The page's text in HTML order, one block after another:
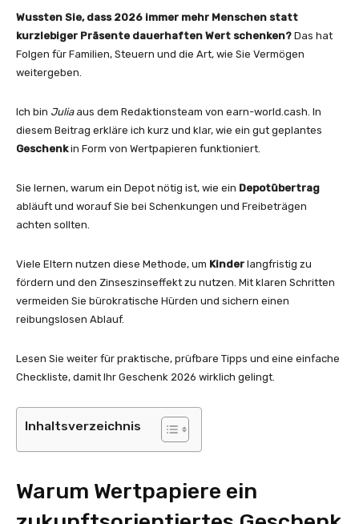
Wussten Sie, dass 2026 immer mehr Menschen statt
kurzlebiger Präsente dauerhaften Wert schenken? Das hat
Folgen für Familien, Steuern und die Art, wie Sie Vermögen
weitergeben.
Ich bin Juliaaus dem Redaktionsteam von earn-world.cash. In
diesem Beitrag erkläre ich kurz und klar, wie ein gut geplantes
Geschenkin Form von Wertpapieren funktioniert.
Sie lernen, warum ein Depot nötig ist, wie ein Depotübertrag
abläuft und worauf Sie bei Schenkungen und Freibeträgen
achten sollten.
Viele Eltern nutzen diese Methode, um Kinder langfristig zu
fördern und den Zinseszinseffekt zu nutzen. Mit klaren Schritten
vermeiden Sie bürokratische Hürden und sichern einen
reibungslosen Ablauf.
Lesen Sie weiter für praktische, prüfbare Tipps und eine einfache
Checkliste, damit Ihr Geschenk 2026 wirklich gelingt.
Inhaltsverzeichnis
Warum Wertpapiere ein